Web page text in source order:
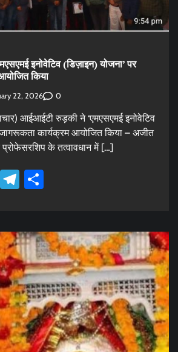
इनोवेटिव (डिज़ाइन) योजना’ पर
किया
22, 2026 0
आईआईटी रुड़की ने ‘एमएसएमई इनोवेटिव
जागरूकता कार्यक्रम आयोजित किया – अजीत
के तत्वावधान में […]
GmailTelegram